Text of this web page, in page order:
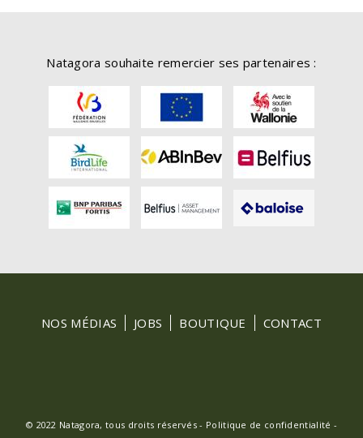
Natagora souhaite remercier ses partenaires :
FOOTER
MENU
NOS MÉDIAS JOBS BOUTIQUE CONTACT
© 2022 Natagora, tous droits réservés - Politique de confidentialité -